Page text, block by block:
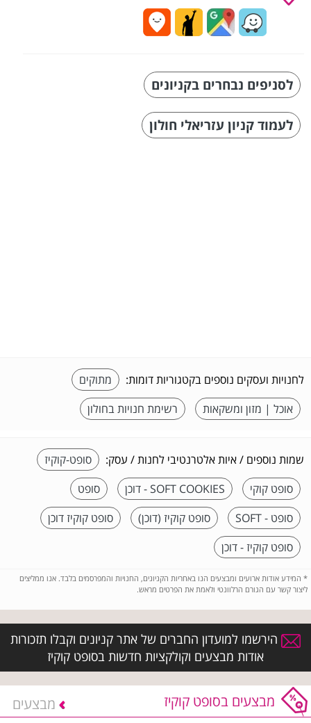
לסניפים נבחרים בקניונים
לעמוד קניון עזריאלי חולון
לחנויות ועסקים נוספים בקטגוריות דומות:
מתוקים
אוכל | מזון ומשקאות
רשימת חנויות בחולון
שמות נוספים / איות אלטרנטיבי לחנות / עסק:
סופט-קוקיז
סופט קוקי
SOFT COOKIES - דוכן
סופט
סופט - SOFT
סופט קוקיז (דוכן)
סופט קוקיז דוכן
סופט קוקיז - דוכן
* המידע אודות ארועים ומבצעים הנו באחריות הקניונים, החנויות והמפרסמים בלבד. אנו ממליצים
ליצור קשר עם הגורם הרלוונטי ולאמת את הפרטים מראש.
הירשמו למועדון החברים של אתר קניונים וקבלו תזכורות
אודות מבצעים וקולקציות חדשות בסופט קוקיז
מבצעים בסופט קוקיז מבצעים